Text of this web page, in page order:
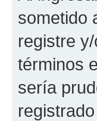
sometido
registre
términos
sería